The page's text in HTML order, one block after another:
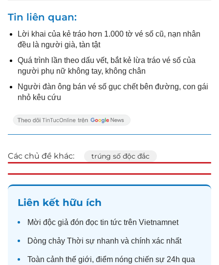
Tin liên quan
Lời khai của kẻ tráo hơn 1.000 tờ vé số cũ, nạn nhân
đều là người già, tàn tật
Quá trình lần theo dấu vết, bắt kẻ lừa tráo vé số của
người phụ nữ không tay, không chân
Người đàn ông bán vé số gục chết bên đường, con gái
nhỏ kêu cứu
Các chủ đề khác: trúng số độc đắc
Liên kết hữu ích
Mời độc giả đón đọc tin tức trên Vietnamnet
Dòng chảy Thời sự nhanh và chính xác nhất
Toàn cảnh thế giới, điểm nóng chiến sự 24h qua